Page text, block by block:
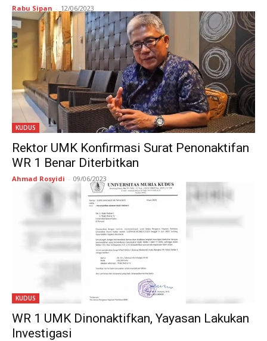
Rabu Sipan - 12/06/2023
KUDUS
Rektor UMK Konfirmasi Surat Penonaktifan
WR 1 Benar Diterbitkan
Ahmad Rosyidi - 09/06/2023
KUDUS
WR 1 UMK Dinonaktifkan, Yayasan Lakukan
Investigasi